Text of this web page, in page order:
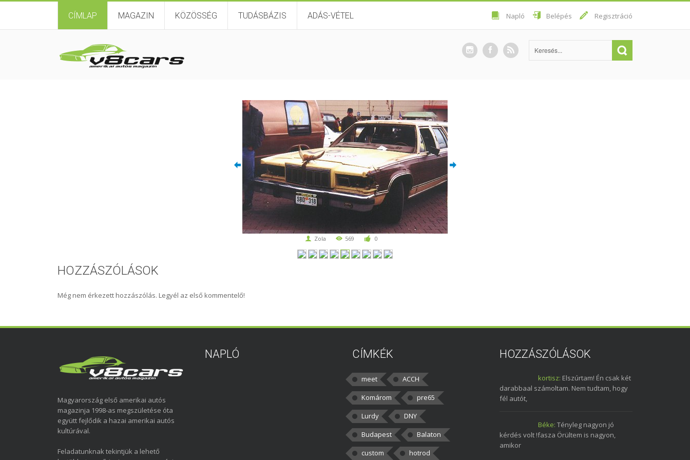
CÍMLAP MAGAZIN KÖZÖSSÉG TUDÁSBÁZIS ADÁS-VÉTEL Napló Belépés Regisztráció
Zola 569 0
HOZZÁSZÓLÁSOK
Még nem érkezett hozzászólás. Legyél az első kommentelő!
Magyarország első amerikai autós
magazinja 1998-as megszületése óta
együtt fejlődik a hazai amerikai autós
kultúrával.
Feladatunknak tekintjük a lehető
NAPLÓ CÍMKÉK
meet
ACCH
Komárom
pre65
Lurdy
DNY
Budapest
Balaton
custom
hotrod
HOZZÁSZÓLÁSOK
kortisz: Elszúrtam! Én csak két
darabbaal számoltam. Nem tudtam, hogy
fél autót,
Béke: Tényleg nagyon jó
kérdés volt !fasza Örültem is nagyon,
amikor